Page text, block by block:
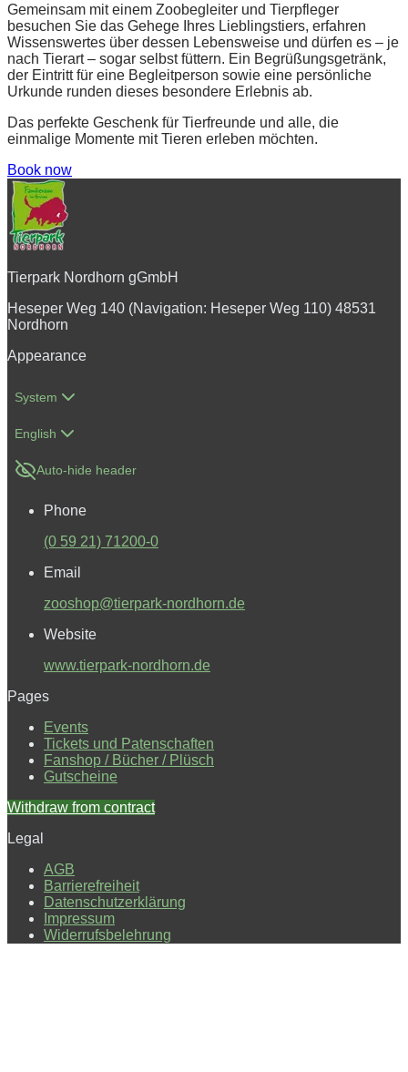
Gemeinsam mit einem Zoobegleiter und Tierpfleger
besuchen Sie das Gehege Ihres Lieblingstiers, erfahren
Wissenswertes über dessen Lebensweise und dürfen es – je
nach Tierart – sogar selbst füttern. Ein Begrüßungsgetränk,
der Eintritt für eine Begleitperson sowie eine persönliche
Urkunde runden dieses besondere Erlebnis ab.
Das perfekte Geschenk für Tierfreunde und alle, die
einmalige Momente mit Tieren erleben möchten.
Book now
Tierpark Nordhorn gGmbH
Heseper Weg 140 (Navigation: Heseper Weg 110) 48531
Nordhorn
Appearance
System
English
Auto-hide header
Phone
(0 59 21) 71200-0
Email
zooshop@tierpark-nordhorn.de
Website
www.tierpark-nordhorn.de
Pages
Events
Tickets und Patenschaften
Fanshop / Bücher / Plüsch
Gutscheine
Withdraw from contract
Legal
AGB
Barrierefreiheit
Datenschutzerklärung
Impressum
Widerrufsbelehrung